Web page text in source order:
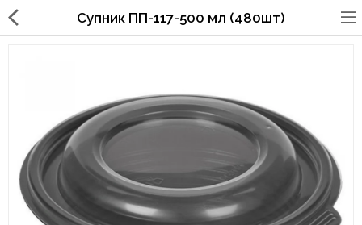
Супник ПП-117-500 мл (480шт)